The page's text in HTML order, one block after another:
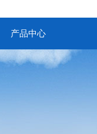
产品中心